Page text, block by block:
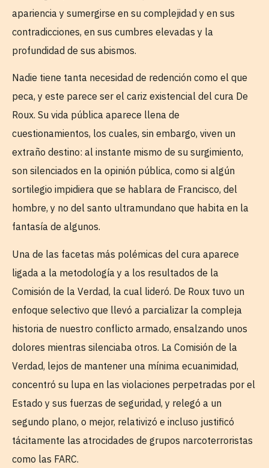
apariencia y sumergirse en su complejidad y en sus
contradicciones, en sus cumbres elevadas y la
profundidad de sus abismos.
Nadie tiene tanta necesidad de redención como el que
peca, y este parece ser el cariz existencial del cura De
Roux. Su vida pública aparece llena de
cuestionamientos, los cuales, sin embargo, viven un
extraño destino: al instante mismo de su surgimiento,
son silenciados en la opinión pública, como si algún
sortilegio impidiera que se hablara de Francisco, del
hombre, y no del santo ultramundano que habita en la
fantasía de algunos.
Una de las facetas más polémicas del cura aparece
ligada a la metodología y a los resultados de la
Comisión de la Verdad, la cual lideró. De Roux tuvo un
enfoque selectivo que llevó a parcializar la compleja
historia de nuestro conflicto armado, ensalzando unos
dolores mientras silenciaba otros. La Comisión de la
Verdad, lejos de mantener una mínima ecuanimidad,
concentró su lupa en las violaciones perpetradas por el
Estado y sus fuerzas de seguridad, y relegó a un
segundo plano, o mejor, relativizó e incluso justificó
tácitamente las atrocidades de grupos narcoterroristas
como las FARC.